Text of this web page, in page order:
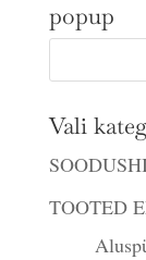
popup
Vali
TOOTED